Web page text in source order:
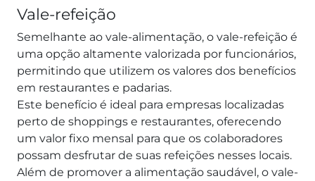
Vale-refeição
Semelhante ao vale-alimentação, o vale-refeição é
uma opção altamente valorizada por funcionários,
permitindo que utilizem os valores dos benefícios
em restaurantes e padarias.
Este benefício é ideal para empresas localizadas
perto de shoppings e restaurantes, oferecendo
um valor fixo mensal para que os colaboradores
possam desfrutar de suas refeições nesses locais.
Além de promover a alimentação saudável, o vale-